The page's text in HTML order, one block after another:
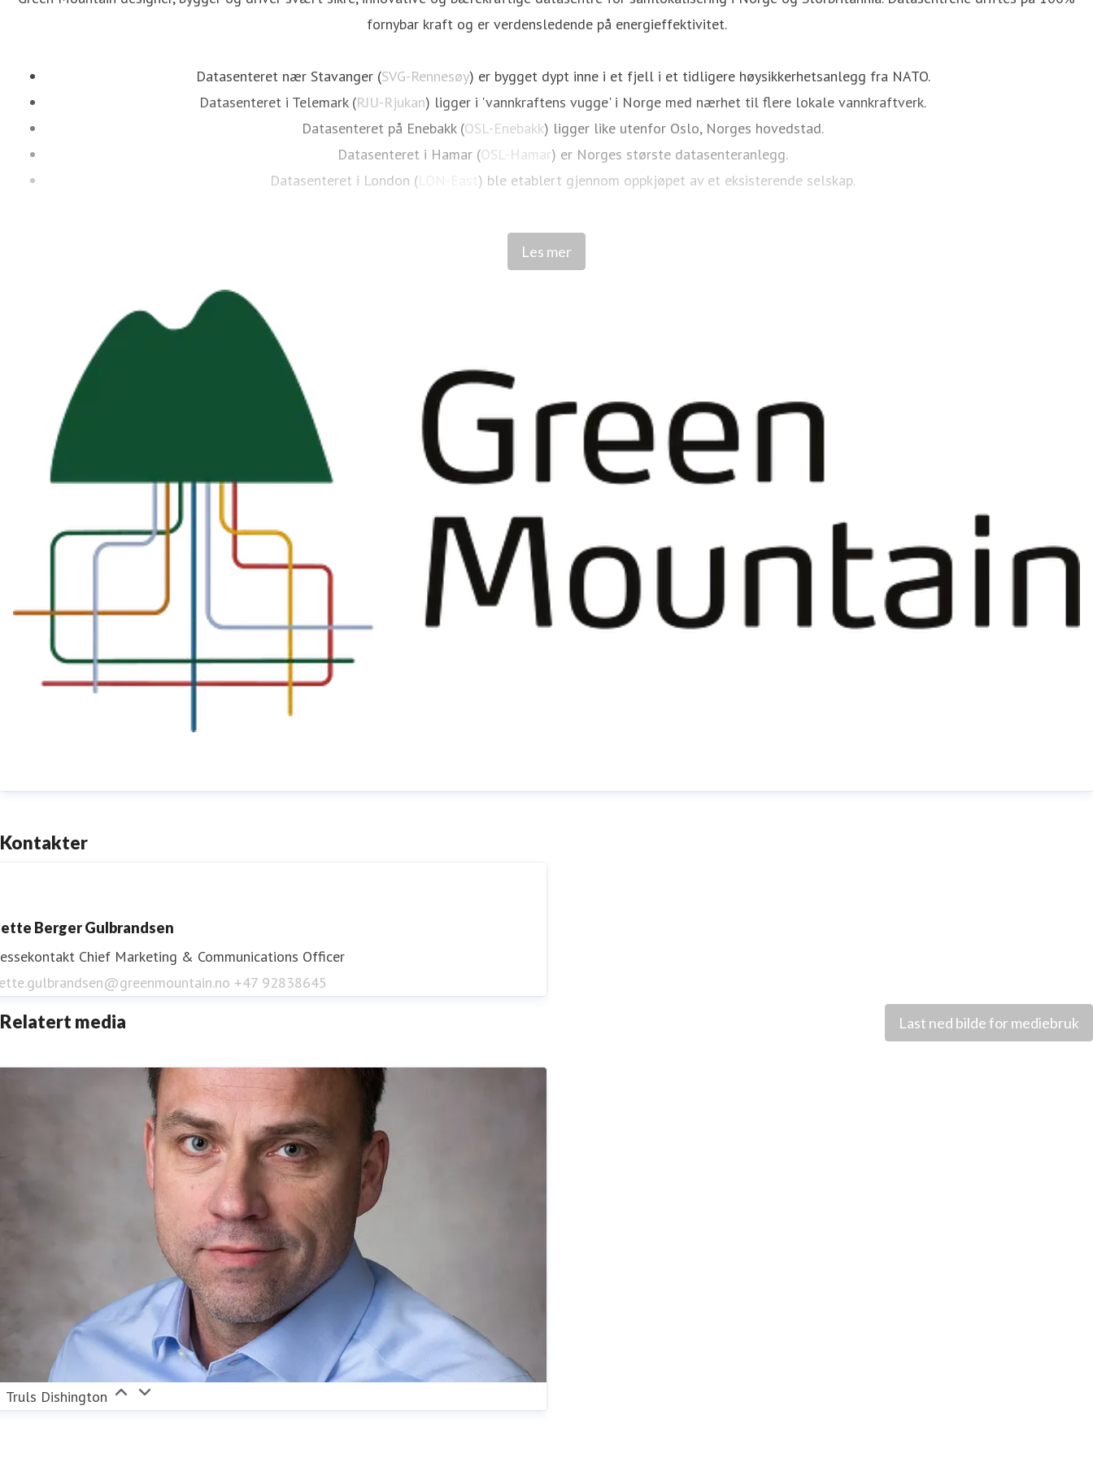
fornybar kraft og er verdensledende på energieffektivitet.
Datasenteret nær Stavanger (SVG-Rennesøy) er bygget dypt inne i et fjell i et tidligere høysikkerhetsanlegg fra NATO.
Datasenteret i Telemark (RJU-Rjukan) ligger i 'vannkraftens vugge' i Norge med nærhet til flere lokale vannkraftverk.
Datasenteret på Enebakk (OSL-Enebakk) ligger like utenfor Oslo, Norges hovedstad.
Datasenteret i Hamar (OSL-Hamar) er Norges største datasenteranlegg.
Datasenteret i London (
) ble etablert gjennom oppkjøpet av et eksisterende selskap.
I tillegg samarbeider Green Mountain med det tyske kraftselskapet KMW om å bygge et nytt datasenter i Frankfurt regionen.(
Lær mer om datasentre her:Green Mountain
Les mer
Kontakter
Berger Gulbrandsen
Chief Marketing & Communications Officer
+47 92838645
Relatert media Last ned bilde for mediebruk
Truls Dishington